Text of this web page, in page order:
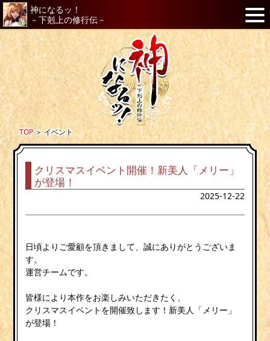
神になるッ！
－下剋上の修行伝－
TOP＞イベント
クリスマスイベント開催！新美人「メリー」
が登場！
2025-12-22
日頃よりご愛顧を頂きまして、誠にありがとうございま
す。
運営チームです。
皆様により本作をお楽しみいただきたく、
クリスマスイベントを開催致します！新美人「メリー」
が登場！